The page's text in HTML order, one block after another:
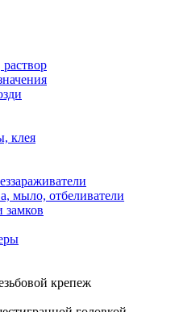
клея
мыло, отбеливатели
замков
крепеж